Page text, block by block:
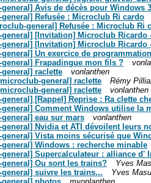
Avis de décès pour Windows 3
Refusée : Microclub Ri cardo
general] Refusée : Microclub Ri
[Invitation] Microclub Ricardo
[Invitation] Microclub Ricardo
Un exercice de
Frapadingue mon fils ?
raclette
vonlanthen
general] raclette
Rémy
general] raclette
vonlanthen
[Rappel] Reprise : Ra clette
Comment Windows utilise la
eau sur mars
vonlanthen
Nvidia et ATI dévoilent leurs
Vista moins sécurisé que
Windows : recherche minable
Supercalculateur : alliance d'
Ou sont les trains?
Yves
suivre les trains...
Yves